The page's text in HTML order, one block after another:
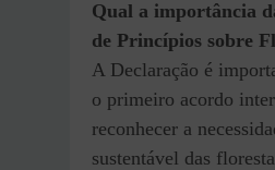
Qual a importância
de Princípios sobre
A Declaração é
o primeiro acordo
reconhecer a
sustentável das